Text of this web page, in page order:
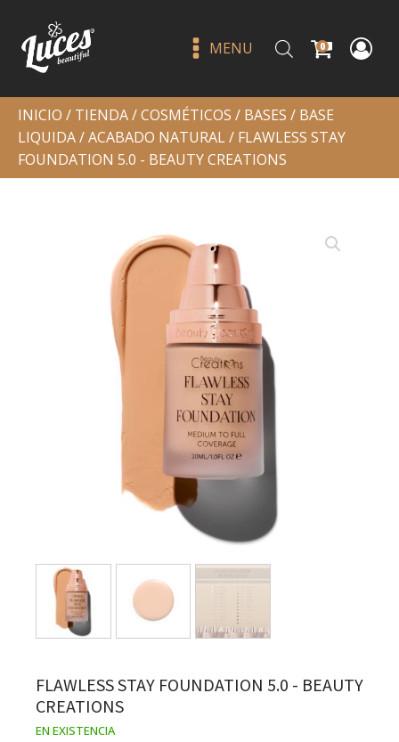
MENU 0
INICIO / TIENDA/COSMÉTICOS / BASES / BASE
LIQUIDA/ACABADO NATURAL/ FLAWLESS STAY
FOUNDATION 5.0 - BEAUTY CREATIONS
FLAWLESS STAY FOUNDATION 5.0 - BEAUTY
CREATIONS
EN EXISTENCIA
Riding solo single shadow
galaxy crushin - beauty
creations
49.00